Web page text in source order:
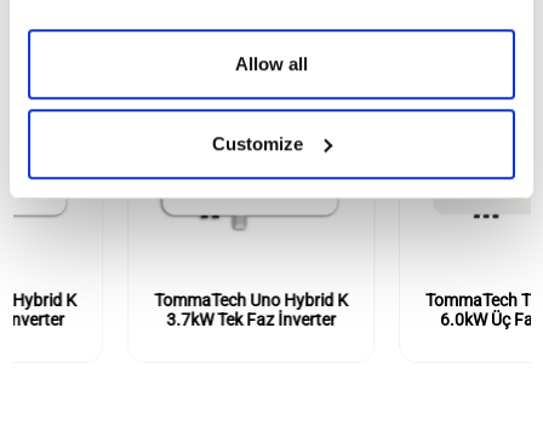
Allow all
Customize
TommaTech Uno Hybrid K
3.7kW Tek Faz İnverter
TommaTech Trio Hybrid K
6.0kW Üç Faz İnverter